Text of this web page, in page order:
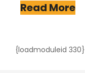
Read More
{loadmoduleid 330}